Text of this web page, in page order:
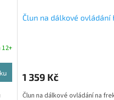
Člun na dálkové ovládání
1 359 Kč
Člun na dálkové ovládání na